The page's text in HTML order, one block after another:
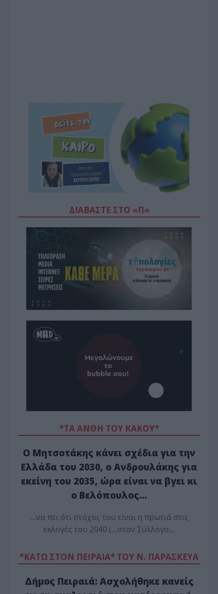
ΔΙΑΒΆΣΤΕ ΣΤΟ «Π»
*ΤΑ ΆΝΘΗ ΤΟΥ ΚΑΚΟΎ*
Ο Μητσοτάκης κάνει σχέδια για την
Ελλάδα του 2030, ο Ανδρουλάκης για
εκείνη του 2035, ώρα είναι να βγει κι
ο Βελόπουλος…
…να πει ότι στόχος του είναι η πρωτιά στις
εκλογές του 2040 (…στον Σύλλογο…
*ΚΑΤΩ ΣΤΟΝ ΠΕΙΡΑΙΑ* ΤΟΥ Ν. ΠΑΡΑΣΚΕΥΑ
Δήμος Πειραιά: Ασχολήθηκε κανείς